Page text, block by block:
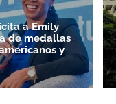
a Emily
de medallas
y